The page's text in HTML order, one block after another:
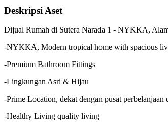
Deskripsi Aset
Dijual Rumah di Sutera Narada 1 - NYKKA,
-NYKKA, Modern tropical home with spacious
-Premium Bathroom Fittings
-Lingkungan Asri & Hijau
-Prime Location, dekat dengan pusat
-Healthy Living quality living